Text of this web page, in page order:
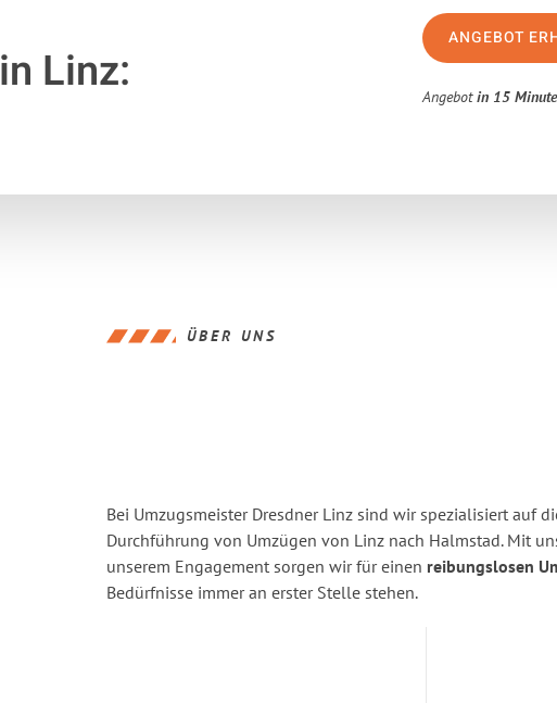
in Linz:
ANGEBOT
Angebotin 15
ÜBER UNS
Bei Umzugsmeister Dresdner Linz sind wir spezialisiert auf
Durchführung von Umzügen von Linz nach Halmstad. Mit
unserem Engagement sorgen wir für einen reibungslosen
Bedürfnisse immer an erster Stelle stehen.